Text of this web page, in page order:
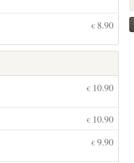
€ 8.90
€ 10.90
€ 10.90
€ 9.90